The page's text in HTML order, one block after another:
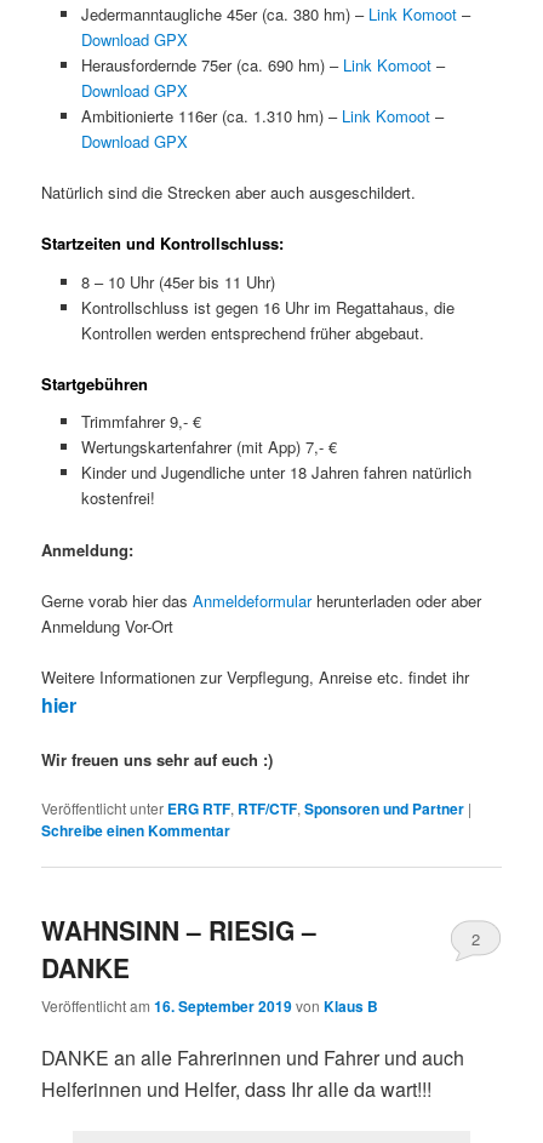
Jedermanntaugliche 45er (ca. 380 hm) – Link Komoot–
Download GPX
Herausfordernde 75er (ca. 690 hm) – Link Komoot–
Download GPX
Ambitionierte 116er (ca. 1.310 hm) – Link Komoot–
Download GPX
Natürlich sind die Strecken aber auch ausgeschildert.
Startzeiten und Kontrollschluss:
8 – 10 Uhr (45er bis 11 Uhr)
Kontrollschluss ist gegen 16 Uhr im Regattahaus, die
Kontrollen werden entsprechend früher abgebaut.
Startgebühren
Trimmfahrer 9,- €
Wertungskartenfahrer (mit App) 7,- €
Kinder und Jugendliche unter 18 Jahren fahren natürlich
kostenfrei!
Anmeldung:
Gerne vorab hier dasAnmeldeformularherunterladen oder aber
Anmeldung Vor-Ort
Weitere Informationen zur Verpflegung, Anreise etc. findet ihr
hier
Wir freuen uns sehr auf euch :)
Veröffentlicht unter ERG RTF, RTF/CTF,Sponsoren und Partner |
Schreibe einen Kommentar
WAHNSINN – RIESIG –
DANKE
Veröffentlicht am16. September 2019vonKlaus B
2
DANKE an alle Fahrerinnen und Fahrer und auch
Helferinnen und Helfer, dass Ihr alle da wart!!!